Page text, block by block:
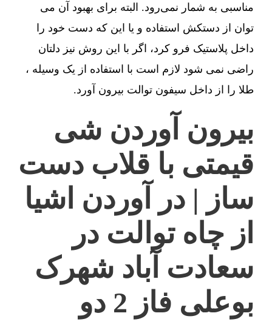
مناسبی به شمار نمی‌رود. البته برای بهبود آن می
توان از دستکش استفاده و یا این که دست خود را
داخل پلاستیک فرو کرد، اگر با این روش نیز دلتان
راضی نمی شود لازم است با استفاده از یک وسیله ،
طلا را از داخل سیفون توالت بیرون آورد.
بیرون آوردن شی
قیمتی با قلاب دست
ساز | در آوردن اشیا
از چاه توالت در
سعادت آباد شهرک
بوعلی فاز 2 دو